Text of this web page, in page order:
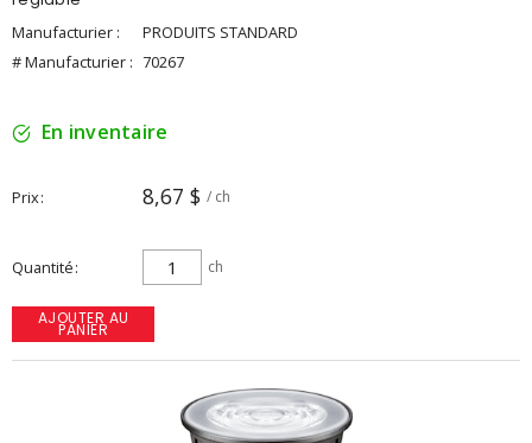
Manufacturier :
PRODUITS STANDARD
# Manufacturier : 70267
En inventaire
Prix 8,67 $ / ch
Quantité ch
AJOUTER AU
PANIER